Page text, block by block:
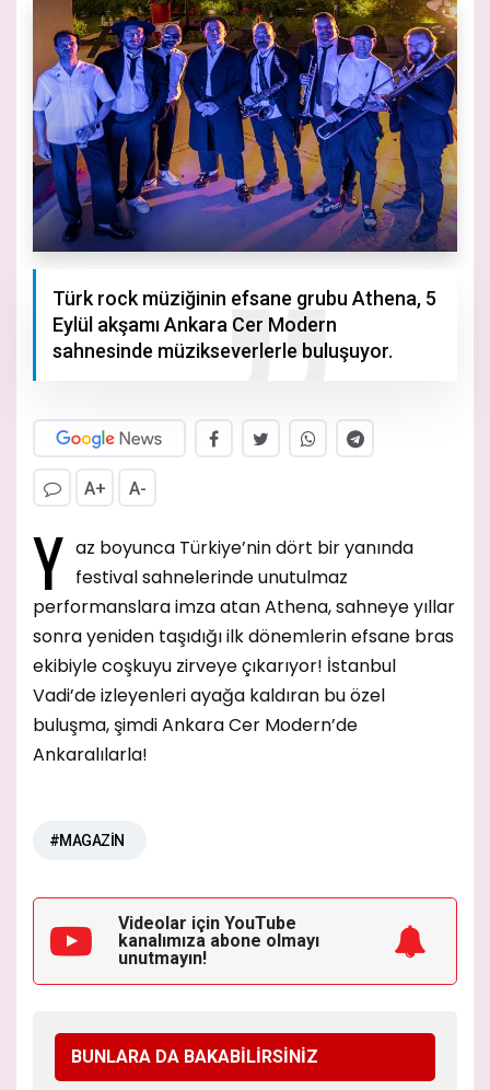
Türk rock müziğinin efsane grubu Athena, 5
Eylül akşamı Ankara Cer Modern
sahnesinde müzikseverlerle buluşuyor.
A+ A-
Y az boyunca Türkiye’nin dört bir yanında
festival sahnelerinde unutulmaz
performanslara imza atan Athena, sahneye yıllar
sonra yeniden taşıdığı ilk dönemlerin efsane bras
ekibiyle coşkuyu zirveye çıkarıyor! İstanbul
Vadi’de izleyenleri ayağa kaldıran bu özel
buluşma, şimdi Ankara Cer Modern’de
Ankaralılarla!
#MAGAZİN
Videolar için YouTube
kanalımıza abone olmayı
unutmayın!
BUNLARA DA BAKABİLİRSİNİZ